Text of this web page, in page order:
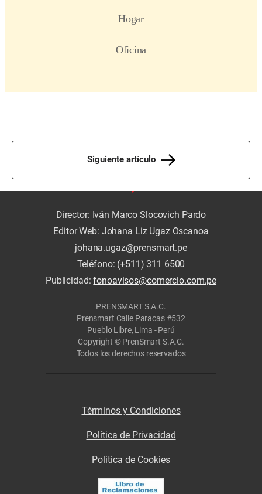
Siguiente artículo
Director: Iván Marco Slocovich Pardo
Editor Web: Johana Liz Ugaz Oscanoa
johana.ugaz@prensmart.pe
Teléfono: (+511) 311 6500
Publicidad:fonoavisos@comercio.com.pe
PRENSMART S.A.C.
Prensmart Calle Paracas #532
Pueblo Libre, Lima - Perú
Copyright © PrenSmart S.A.C.
Todos los derechos reservados
Términos y Condiciones
Política de Privacidad
Politica de Cookies